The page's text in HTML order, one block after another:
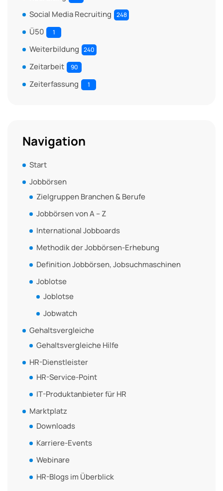
Social Media Recruiting 248
Ü50 1
Weiterbildung 240
Zeitarbeit 90
Zeiterfassung 1
Navigation
Start
Jobbörsen
Zielgruppen Branchen & Berufe
Jobbörsen von A – Z
International Jobboards
Methodik der Jobbörsen-Erhebung
Definition Jobbörsen, Jobsuchmaschinen
Joblotse
Joblotse
Jobwatch
Gehaltsvergleiche
Gehaltsvergleiche Hilfe
HR-Dienstleister
HR-Service-Point
IT-Produktanbieter für HR
Marktplatz
Downloads
Karriere-Events
Webinare
HR-Blogs im Überblick